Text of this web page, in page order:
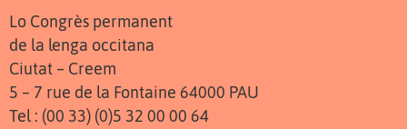
Lo Congrès permanent
de la lenga occitana
Ciutat – Creem
5 – 7 rue de la Fontaine 64000 PAU
Tel : (00 33) (0)5 32 00 00 64